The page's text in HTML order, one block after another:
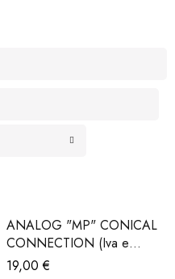
ANALOG "MP" CONICAL
CONNECTION (Iva e
trasporto incluso)
19,00€